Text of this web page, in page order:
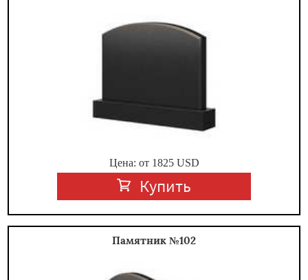
Цена: от 1825USD
Купить
Памятник №102